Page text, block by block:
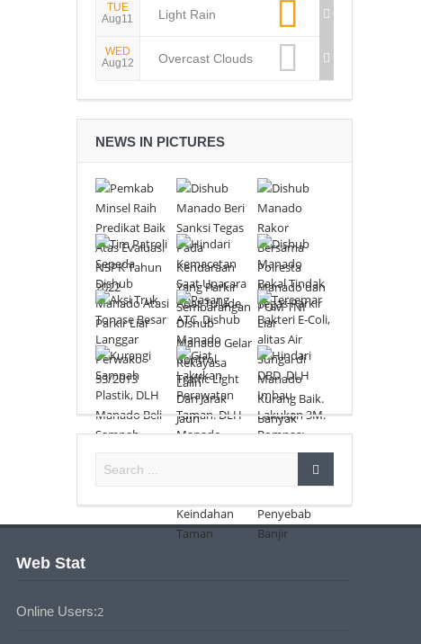
TUE
Aug11
Light Rain
WED
Aug12
Overcast Clouds
NEWS IN PICTURES
Web Stat
Online Users:2